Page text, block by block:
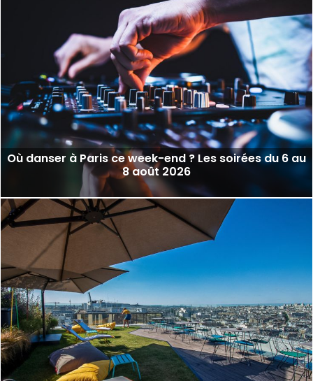
Où danser à Paris ce week-end ? Les soirées du 6 au
8 août 2026